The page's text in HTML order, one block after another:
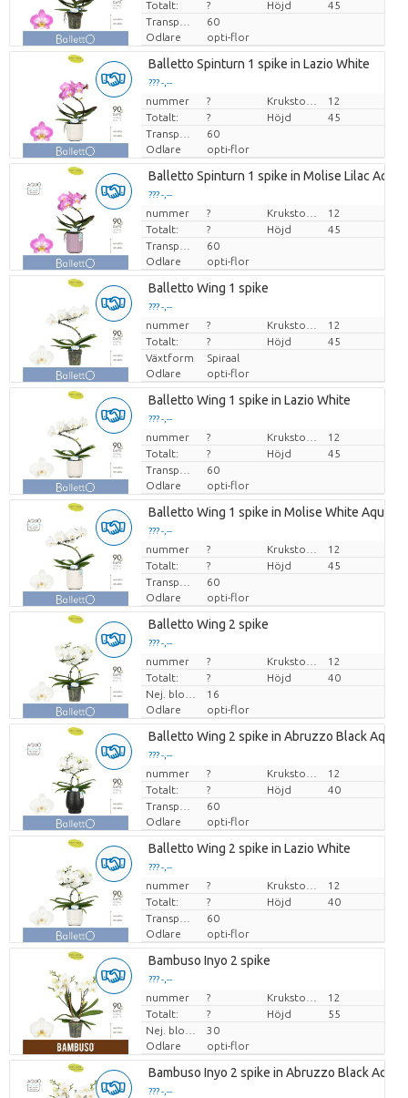
Totalt: ? Höjd
45
60
Odlare
opti-flor
Balletto Spinturn 1 spike in Lazio White
??? -,--
Pris per enhet
nummer ?
12
Totalt:
? Höjd
45
60
Odlare
opti-flor
Balletto Spinturn 1 spike in Molise Lilac Aquo
??? -,--
Pris per enhet
nummer ?
12
Totalt:
? Höjd
45
60
Odlare
opti-flor
Balletto Wing 1 spike
??? -,--
Pris per enhet
nummer ?
12
Totalt:
? Höjd
45
Växtform
Spiraal
Odlare
opti-flor
Balletto Wing 1 spike in Lazio White
??? -,--
Pris per enhet
nummer ?
12
Totalt:
? Höjd
45
60
Odlare
opti-flor
Balletto Wing 1 spike in Molise White Aquo
??? -,--
Pris per enhet
nummer ?
12
Totalt:
? Höjd
45
60
Odlare
opti-flor
Balletto Wing 2 spike
??? -,--
Pris per enhet
nummer ?
12
Totalt:
? Höjd
40
16
Odlare
opti-flor
Balletto Wing 2 spike in Abruzzo Black Aquo
??? -,--
Pris per enhet
nummer ?
12
Totalt:
? Höjd
40
60
Odlare
opti-flor
Balletto Wing 2 spike in Lazio White
??? -,--
Pris per enhet
nummer ?
12
Totalt:
? Höjd
40
60
Odlare
opti-flor
Bambuso Inyo 2 spike
??? -,--
Pris per enhet
nummer ?
12
Totalt:
? Höjd
55
30
Odlare
opti-flor
Bambuso Inyo 2 spike in Abruzzo Black Aquo
??? -,--